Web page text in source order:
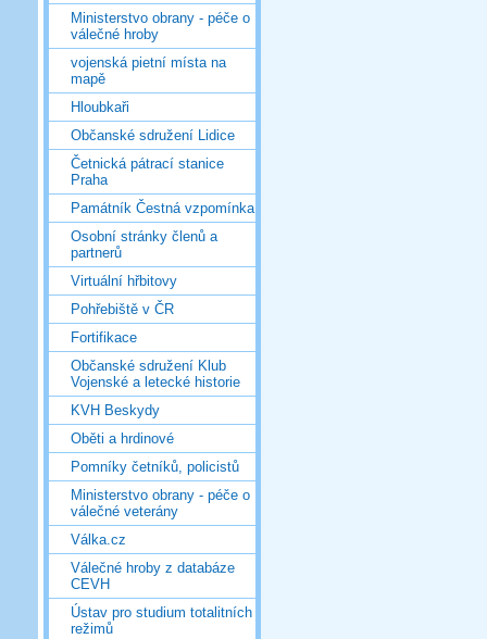
Ministerstvo obrany - péče o
válečné hroby
vojenská pietní místa na
mapě
Hloubkaři
Občanské sdružení Lidice
Četnická pátrací stanice
Praha
Památník Čestná vzpomínka
Osobní stránky členů a
partnerů
Virtuální hřbitovy
Pohřebiště v ČR
Fortifikace
Občanské sdružení Klub
Vojenské a letecké historie
KVH Beskydy
Oběti a hrdinové
Pomníky četníků, policistů
Ministerstvo obrany - péče o
válečné veterány
Válka.cz
Válečné hroby z databáze
CEVH
Ústav pro studium totalitních
režimů